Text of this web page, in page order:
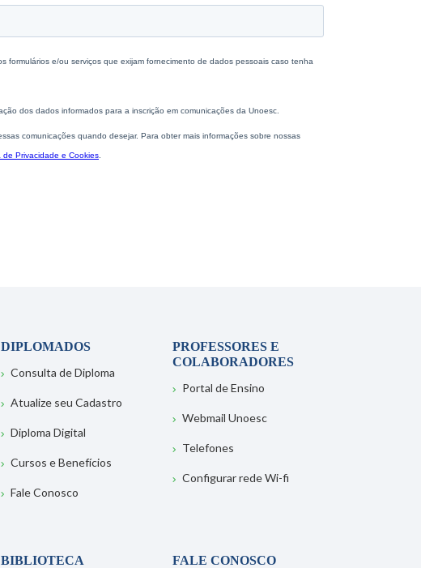
DIPLOMADOS
Consulta de Diploma
Atualize seu Cadastro
Diploma Digital
Cursos e Benefícios
Fale Conosco
PROFESSORES E
COLABORADORES
Portal de Ensino
Webmail Unoesc
Telefones
Configurar rede Wi-fi
BIBLIOTECA
FALE CONOSCO